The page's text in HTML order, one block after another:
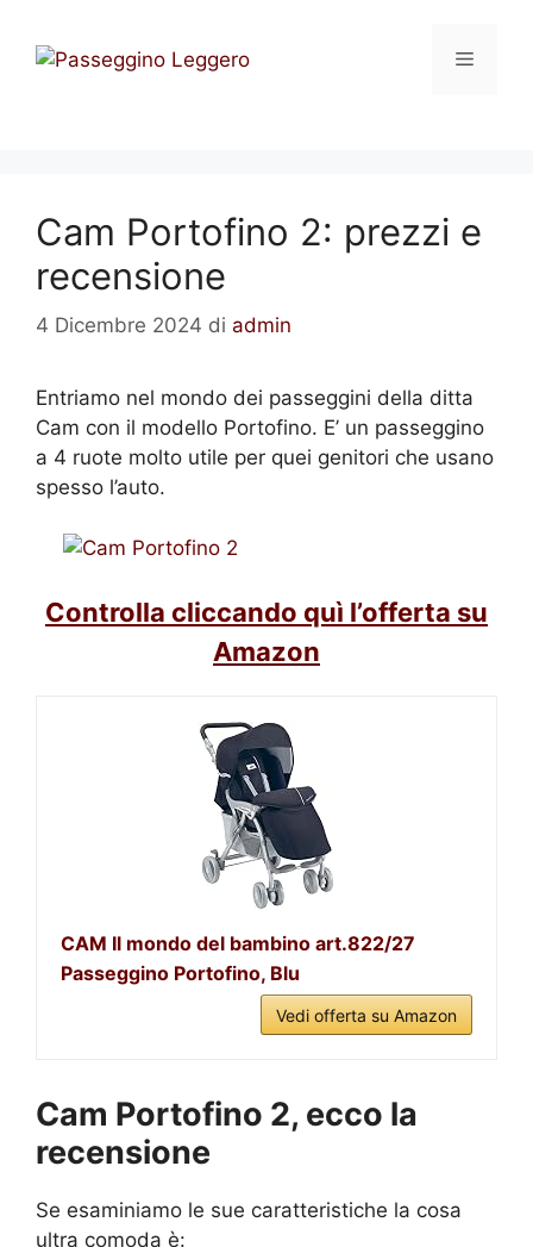
contenuto
Menu
Cam Portofino 2: prezzi e
recensione
4 Dicembre 2024 di admin
Entriamo nel mondo dei passeggini della ditta
Cam con il modello Portofino. E’ un passeggino
a 4 ruote molto utile per quei genitori che usano
spesso l’auto.
Controlla cliccando quì l’offerta su
Amazon
CAM Il mondo del bambino art.822/27
Passeggino Portofino, Blu
Vedi offerta su Amazon
Cam Portofino 2, ecco la
recensione
Se esaminiamo le sue caratteristiche la cosa
ultra comoda è: